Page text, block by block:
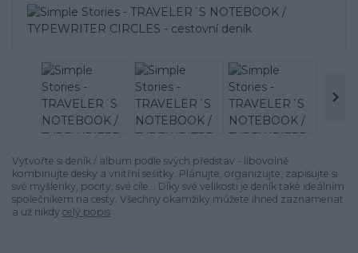
Vytvořte si deník / album podle svých představ - libovolně
kombinujte desky a vnitřní sešitky. Plánujte, organizujte, zapisujte si
své myšlenky, pocity, své cíle... Díky své velikosti je deník také ideálním
společníkem na cesty. Všechny okamžiky můžete ihned zaznamenat
a už nikdy celý popis